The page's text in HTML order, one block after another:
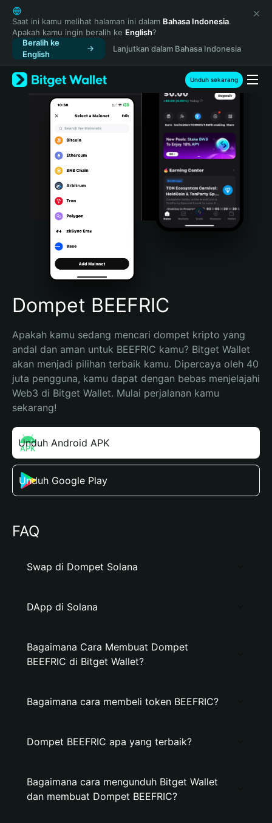
English
日本語
Tiếng Việt
Русский
Español (Latinoamérica)
Türkçe
Italiano
Português (Portugal)
Bahasa Indonesia
Português (Brasil)
Español (Argentina)
Saat ini kamu melihat halaman ini dalam Bahasa Indonesia.
Apakah kamu ingin beralih ke English?
Beralih ke
English
Lanjutkan dalam Bahasa Indonesia
Unduh sekarang
Dompet BEEFRIC
Apakah kamu sedang mencari dompet kripto yang
andal dan aman untuk BEEFRIC kamu? Bitget Wallet
akan menjadi pilihan terbaik kamu. Dipercaya oleh 40
juta pengguna, kamu dapat dengan bebas menjelajahi
Web3 di Bitget Wallet. Mulai perjalanan kamu
sekarang!
Unduh Android APK
Unduh Google Play
FAQ
Swap di Dompet Solana
DApp di Solana
Bagaimana Cara Membuat Dompet
BEEFRIC di Bitget Wallet?
Bagaimana cara membeli token BEEFRIC?
Dompet BEEFRIC apa yang terbaik?
Bagaimana cara mengunduh Bitget Wallet
dan membuat Dompet BEEFRIC?